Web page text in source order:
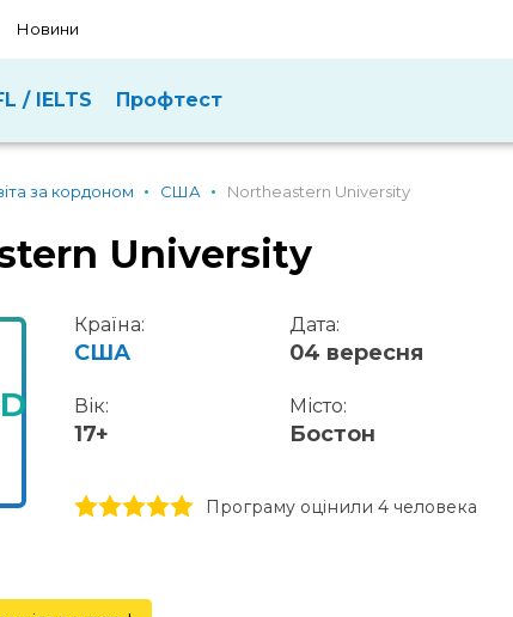
Новини
/ IELTS Профтест
за кордоном США Northeastern University
University
Країна:
США
Дата:
04 вересня
Вік:
17+
Місто:
Бостон
5 stars
4 stars
3 stars
2 stars
1 stars Програму оцінили 4 человекa